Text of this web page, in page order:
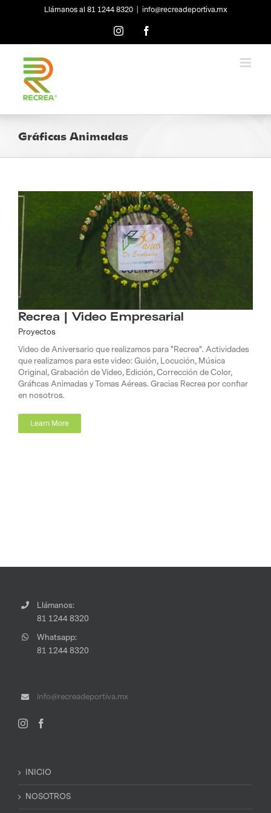
Llámanos al 81 1244 8320 info@recreadeportiva.mx
Instagram
Gráficas Animadas
Recrea | Video Empresarial
Proyectos
Video de Aniversario que realizamos para "Recrea". Actividades
que realizamos para este video: Guión, Locución, Música
Original, Grabación de Video, Edición, Corrección de Color,
Gráficas Animadas y Tomas Aéreas. Gracias Recrea por confiar
en nosotros.
Learn More
Llámanos:
81 1244 8320
Whatsapp:
81 1244 8320
info@recreadeportiva.mx
INICIO
NOSOTROS